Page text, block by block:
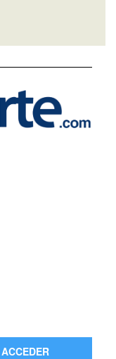
ACCEDER